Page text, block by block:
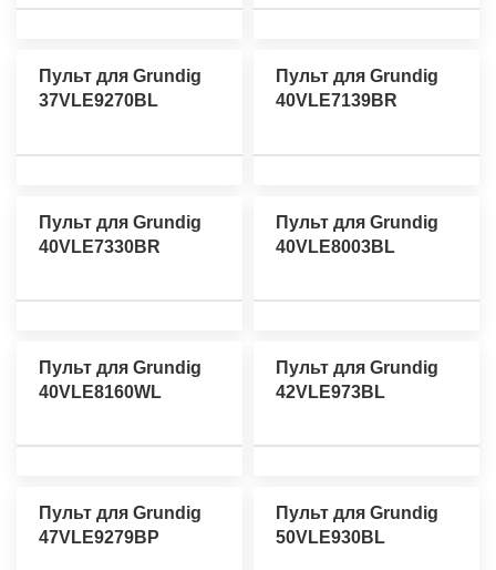
Пульт для Grundig
37VLE9270BL
Пульт для Grundig
40VLE7139BR
Пульт для Grundig
40VLE7330BR
Пульт для Grundig
40VLE8003BL
Пульт для Grundig
40VLE8160WL
Пульт для Grundig
42VLE973BL
Пульт для Grundig
47VLE9279BP
Пульт для Grundig
50VLE930BL